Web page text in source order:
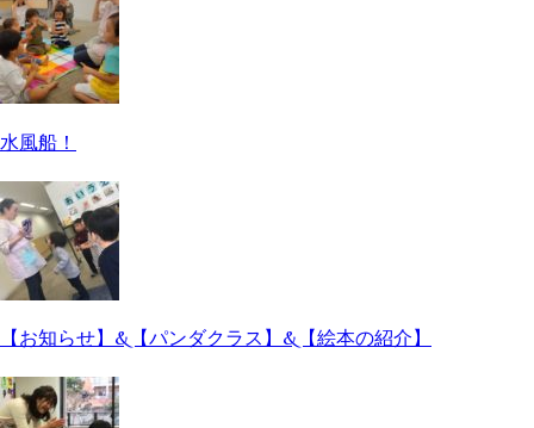
水風船！
【お知らせ】&【パンダクラス】&【絵本の紹介】